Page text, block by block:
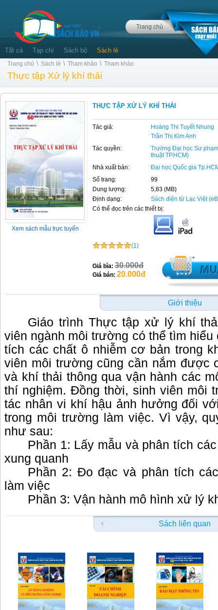
Trang chủ
Tất cả Tạp chí Sách bộ Sách lẻ
Trang chủ \ Sách lẻ \ Tham khảo \ Tham khảo
Thực tập Xử lý khí thải
Xem sách mẫu trực tuyến
THỰC TẬP XỬ LÝ KHÍ THẢI
Tác giả:
Hoàng Thị Tuyết Nhung
Trần Thị Kim Anh
Tác quyền:
Trường Đại học Sư
thuật TP.HCM)
Nhà xuất bản:
Đại học Quốc gia
Số trang:
99
Dung lượng:
5,83 (MB)
Định dạng:
Sách điện tử Lạc Việt
Có thể đọc trên các thiết bị:
(1)
Giá bìa: 30.000đ
Giá bán: 20.000đ
Giới thiệu
Giáo trình Thực tập xử lý khí
viên ngành môi trường có thể tìm
tích các chất ô nhiễm cơ bản trong
viên môi trường cũng cần nắm được
và khí thải thông qua vận hành các
thí nghiệm. Đồng thời, sinh viên môi
tác nhân vi khí hậu ảnh hưởng đối
trong môi trường làm việc. Vì vậy,
như sau:
Phần 1: Lấy mẫu và phân tích
xung quanh
Phần 2: Đo đạc và phân tích
làm việc
Phần 3: Vận hành mô hình xử lý
Sách liên quan